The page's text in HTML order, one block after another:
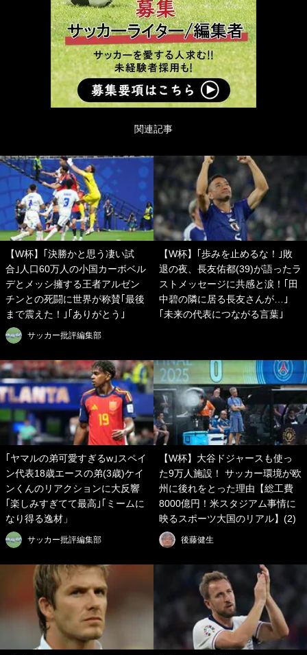
関連記事
【W杯】｢決勝かと思う凄い試
合｣人口60万人の小国カーボベル
デとメッシ擁する王者アルゼン
チンとの死闘に世界が称賛｢最後
まで震えた！｣｢ありがとう｣
サッカー批評編集部
【W杯】｢歩みを止めるな！｣敗
退の夜、長友佑都(39)が語ったラ
ストメッセージに共感と涙！｢田
中碧の隣に居る長友さんが…｣
｢未来の代表につながる言葉｣
｢ヤマルの弟可愛すぎるw｣スペイ
ン代表18歳エースの弟(3歳)ケイ
ンくんのリアクションに大反響
｢楽しみすぎてて最高｣｢ミームに
なり得る逸材」
サッカー批評編集部
【W杯】大谷ドジャースも使っ
た9万人施設！ サッカー環境が欧
州に後れをとった理由【総工費
8000億円！米スタジアム事情に
映るスポーツ大国のリアル】(2)
後藤健生